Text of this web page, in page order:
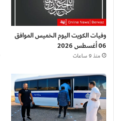
وفيات الكويت اليوم الخميس الموافق
06 أغسطس 2026
منذ 9 ساعات